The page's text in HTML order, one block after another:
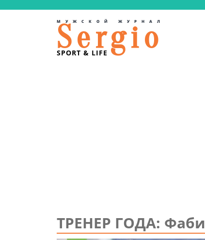
Sergio
SPORT & LIFE
МУЖСКОЙ ЖУРНАЛ
ТРЕНЕР ГОДА: